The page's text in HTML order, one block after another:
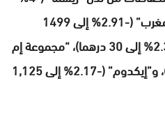
إلى 240 درهما)، “ألومنيوم المغرب” (-2.91% إلى 1499
درهما)، “كارتي السعادة” (-2.34% إلى 30 درهما)، “مجموعة إم
2 إم” (-2.2% إلى 445 درهما)، و”إيكدوم” (-2.17% إلى 1,125